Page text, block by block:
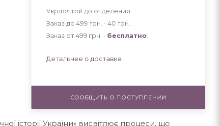
Укрпочтой до отделения:
Заказ до 499 грн. - 40 грн
Заказ от 499 грн. - бесплатно
Детальнее о доставке
СООБЩИТЬ О ПОСТУПЛЕНИИ
історії України» висвітлює процеси, що